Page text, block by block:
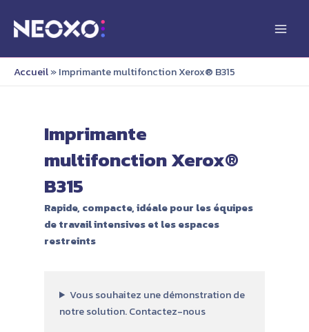
contenu
Main
Accueil»Imprimante multifonction Xerox® B315
Imprimante
multifonction Xerox®
B315
Rapide, compacte, idéale pour les équipes
de travail intensives et les espaces
restreints
Vous souhaitez une démonstration de
notre solution. Contactez-nous